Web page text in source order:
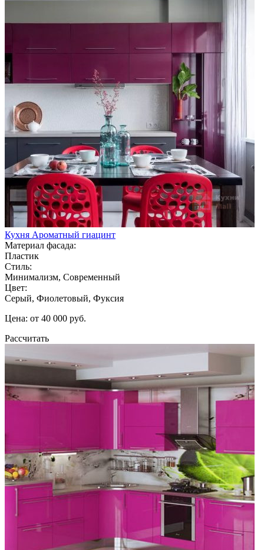
Кухня Ароматный гиацинт
Материал фасада:
Пластик
Стиль:
Минимализм, Современный
Цвет:
Серый, Фиолетовый, Фуксия
Цена: от 40 000 руб.
Рассчитать